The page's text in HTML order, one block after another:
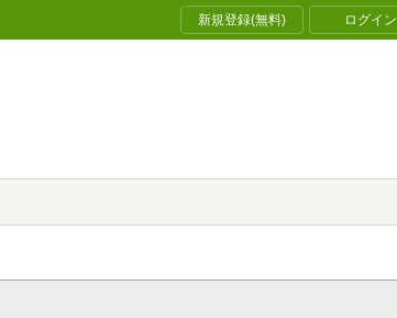
新規登録(無料) ログイン